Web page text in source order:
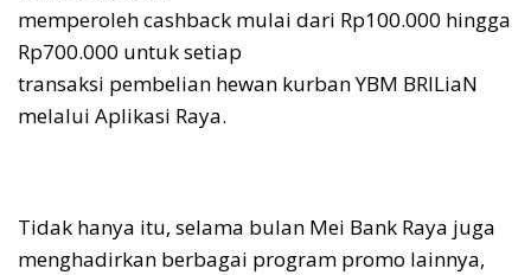
memperoleh cashback mulai dari Rp100.000 hingga
Rp700.000 untuk setiap
transaksi pembelian hewan kurban YBM BRILiaN
melalui Aplikasi Raya.
Tidak hanya itu, selama bulan Mei Bank Raya juga
menghadirkan berbagai program promo lainnya,